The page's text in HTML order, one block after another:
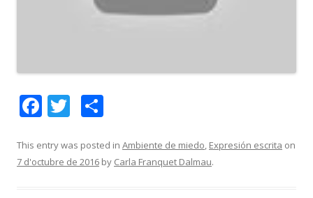
F
e
b
T
itt
er
m
p
This entry was posted in Ambiente de miedo, Expresión escrita on
7 d'octubre de 2016 by Carla Franquet Dalmau.